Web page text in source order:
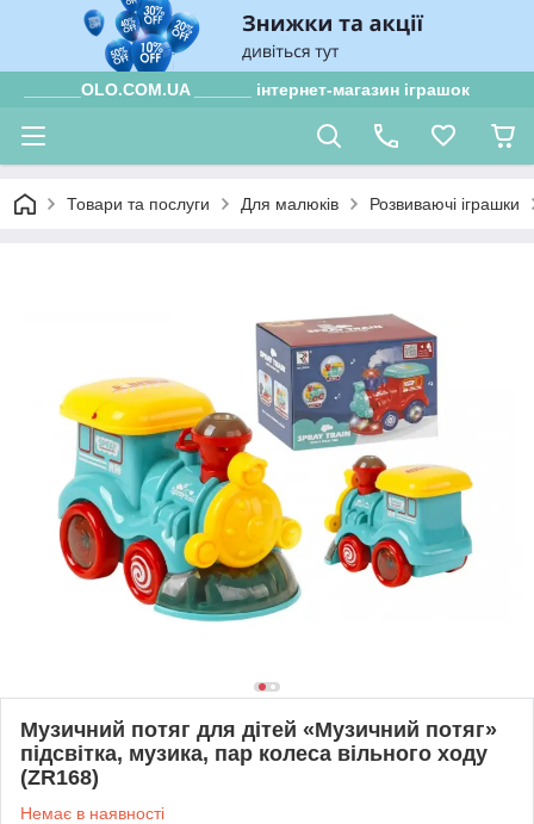
______OLO.COM.UA ______ інтернет-магазин іграшок
Товари та послуги Для малюків Розвиваючі іграшки
Музичний потяг для дітей «Музичний потяг»
підсвітка, музика, пар колеса вільного ходу
(ZR168)
Немає в наявності